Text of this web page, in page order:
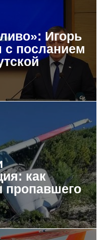
Игорь
с посланием
как
пропавшего